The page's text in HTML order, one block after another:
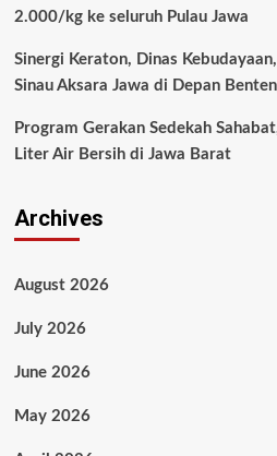
2.000/kg ke seluruh Pulau Jawa
Sinergi Keraton, Dinas
Sinau Aksara Jawa di Depan
Program Gerakan Sedekah
Liter Air Bersih di Jawa Barat
Archives
August 2026
July 2026
June 2026
May 2026